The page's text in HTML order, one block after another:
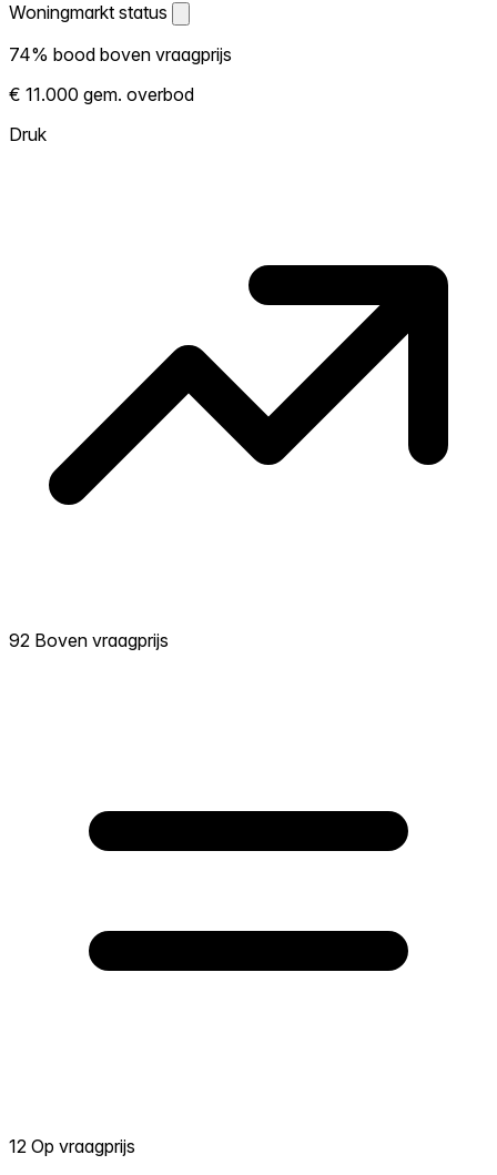
Woningmarkt status
Woningmarkt status
Laat zien hoe competitief de markt hier is.
Hoe meer woningen boven vraagprijs
verkopen, hoe heter. Heet? Verwacht
74% bood boven vraagprijs
€ 11.000 gem. overbod
Druk
92 Boven vraagprijs
12 Op vraagprijs